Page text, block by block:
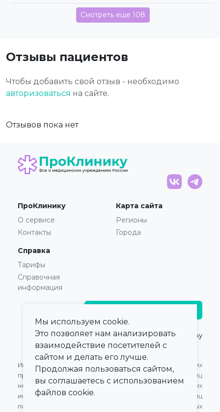
Смотреть еще 108
Отзывы пациентов
Чтобы добавить свой отзыв - необходимо
авторизоваться на сайте.
Отзывов пока нет
ПроКлинику
О сервисе
Контакты
Карта сайта
Регионы
Города
Справка
Тарифы
Справочная
информация
© 2021 — 2026,ПроКлинику
Информация,
представленная на сайте,
не может быть
использована для
постановки диагноза,
Оферта для Юридических
лиц
Оферта для Физических
лиц
Обработка персональных
Мы используем cookie.
Это позволяет нам анализировать
взаимодействие посетителей с
сайтом и делать его лучше.
Продолжая пользоваться сайтом,
вы соглашаетесь с использованием
файлов cookie.